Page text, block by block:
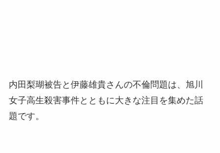
内田梨瑚被告と伊藤雄貴さんの不倫問題は、旭川
女子高生殺害事件とともに大きな注目を集めた話
題です。